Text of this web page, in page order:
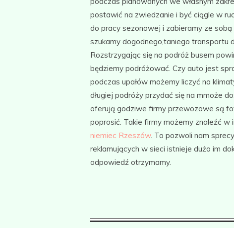
postawić na zwiedzanie i być ciągle w
do pracy sezonowej i zabieramy ze
szukamy dogodnego,taniego transportu
Rozstrzygając się na podróż busem
będziemy podróżować. Czy auto jest
podczas upałów możemy liczyć na
długiej podróży przydać się na mmoże
oferują godziwe firmy przewozowe są
poprosić. Takie firmy możemy znaleźć w
niemiec Rzeszów. To pozwoli nam
reklamujących w sieci istnieje dużo im
odpowiedź otrzymamy.